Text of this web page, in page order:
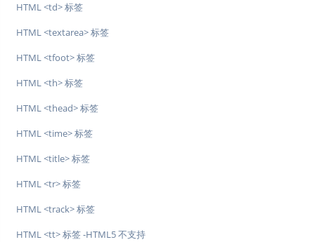
HTML <td> 标签
HTML <textarea> 标签
HTML <tfoot> 标签
HTML <th> 标签
HTML <thead> 标签
HTML <time> 标签
HTML <title> 标签
HTML <tr> 标签
HTML <track> 标签
HTML <tt> 标签 -HTML5 不支持